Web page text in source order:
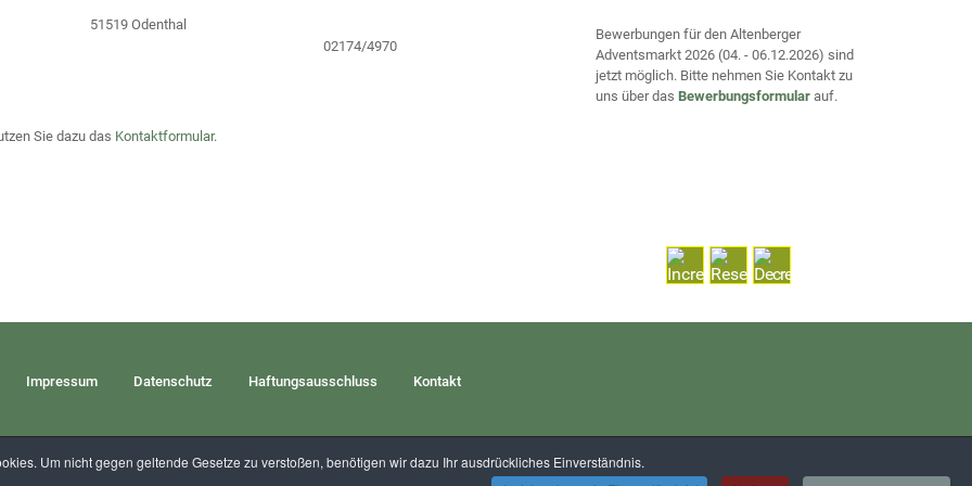
51519 Odenthal
02174/4970
Sie dazu das Kontaktformular.
Bewerbungen für den Altenberger
Adventsmarkt 2026 (04. - 06.12.2026) sind
jetzt möglich. Bitte nehmen Sie Kontakt zu
uns über das Bewerbungsformular auf.
Impressum Datenschutz Haftungsausschluss Kontakt
Um nicht gegen geltende Gesetze zu verstoßen, benötigen wir dazu Ihr ausdrückliches Einverständnis.